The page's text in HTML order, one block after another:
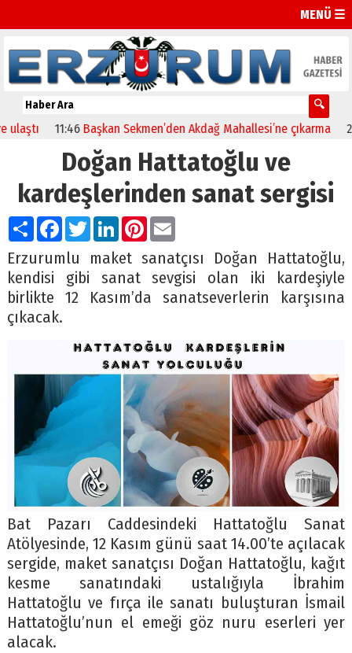
MENÜ ☰
11:46 Başkan Sekmen’den Akdağ Mahallesi’ne çıkarma 23:32
Doğan Hattatoğlu ve
kardeşlerinden sanat sergisi
PaylaşFacebook
TwitterLinkedIn
Pinterest
Email
Erzurumlu maket sanatçısı Doğan Hattatoğlu,
kendisi gibi sanat sevgisi olan iki kardeşiyle
birlikte 12 Kasım’da sanatseverlerin karşısına
çıkacak.
Bat Pazarı Caddesindeki Hattatoğlu Sanat
Atölyesinde, 12 Kasım günü saat 14.00’te açılacak
sergide, maket sanatçısı Doğan Hattatoğlu, kağıt
kesme sanatındaki ustalığıyla İbrahim
Hattatoğlu ve fırça ile sanatı buluşturan İsmail
Hattatoğlu’nun el emeği göz nuru eserleri yer
alacak.